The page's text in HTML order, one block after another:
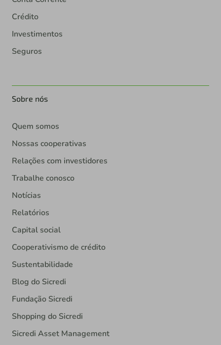
Crédito
Investimentos
Seguros
Sobre nós
Quem somos
Nossas cooperativas
Relações com investidores
Trabalhe conosco
Notícias
Relatórios
Capital social
Cooperativismo de crédito
Sustentabilidade
Blog do Sicredi
Fundação Sicredi
Shopping do Sicredi
Sicredi Asset Management